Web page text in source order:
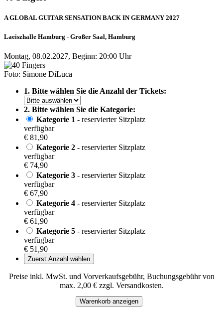
A GLOBAL GUITAR SENSATION BACK IN GERMANY 2027
Laeiszhalle Hamburg - Großer Saal, Hamburg
Montag, 08.02.2027, Beginn: 20:00 Uhr
Foto: Simone DiLuca
1. Bitte wählen Sie die Anzahl der Tickets:
2. Bitte wählen Sie die Kategorie:
Kategorie 1 - reservierter Sitzplatz
verfügbar
€ 81,90
Kategorie 2 - reservierter Sitzplatz
verfügbar
€ 74,90
Kategorie 3 - reservierter Sitzplatz
verfügbar
€ 67,90
Kategorie 4 - reservierter Sitzplatz
verfügbar
€ 61,90
Kategorie 5 - reservierter Sitzplatz
verfügbar
€ 51,90
Zuerst Anzahl wählen
Preise inkl. MwSt. und Vorverkaufsgebühr, Buchungsgebühr von
max. 2,00 € zzgl. Versandkosten.
Warenkorb anzeigen